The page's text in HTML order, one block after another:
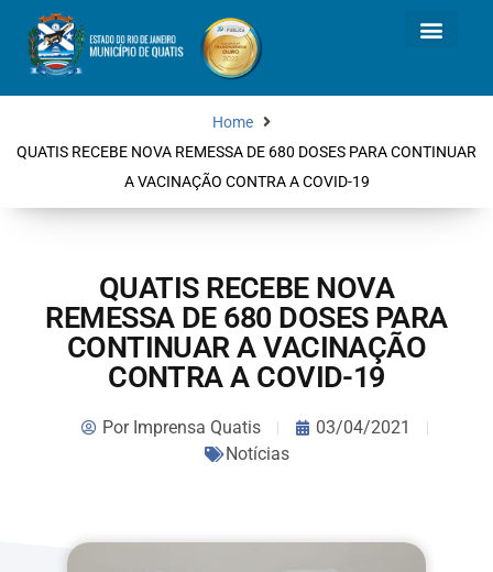
Home
QUATIS RECEBE NOVA REMESSA DE 680 DOSES PARA CONTINUAR
A VACINAÇÃO CONTRA A COVID-19
QUATIS RECEBE NOVA
REMESSA DE 680 DOSES PARA
CONTINUAR A VACINAÇÃO
CONTRA A COVID-19
PorImprensa Quatis
03/04/2021
Notícias